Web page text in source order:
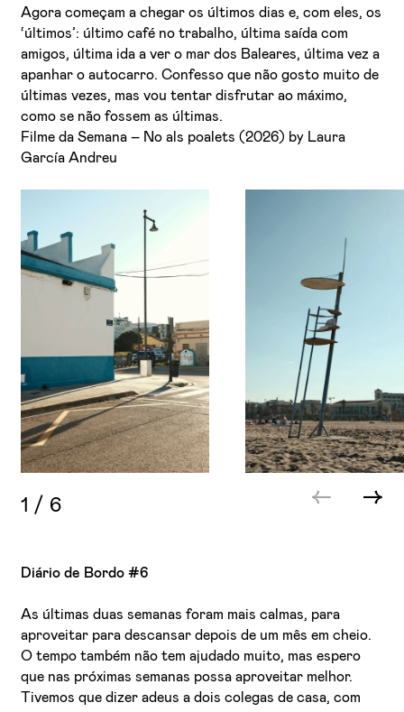
Agora começam a chegar os últimos dias e, com eles, os
‘últimos’: último café no trabalho, última saída com
amigos, última ida a ver o mar dos Baleares, última vez a
apanhar o autocarro. Confesso que não gosto muito de
últimas vezes, mas vou tentar disfrutar ao máximo,
como se não fossem as últimas.
Filme da Semana – No als poalets (2026) by Laura
García Andreu
1 / 6
Diário de Bordo #6
As últimas duas semanas foram mais calmas, para
aproveitar para descansar depois de um mês em cheio.
O tempo também não tem ajudado muito, mas espero
que nas próximas semanas possa aproveitar melhor.
Tivemos que dizer adeus a dois colegas de casa, com